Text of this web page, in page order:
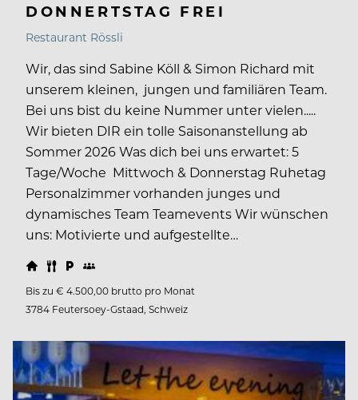
DONNERTSTAG FREI
Restaurant Rössli
Wir, das sind Sabine Köll & Simon Richard mit
unserem kleinen, jungen und familiären Team.
Bei uns bist du keine Nummer unter vielen.....
Wir bieten DIR ein tolle Saisonanstellung ab
Sommer 2026 Was dich bei uns erwartet: 5
Tage/Woche Mittwoch & Donnerstag Ruhetag
Personalzimmer vorhanden junges und
dynamisches Team Teamevents Wir wünschen
uns: Motivierte und aufgestellte…
Bis zu € 4.500,00 brutto pro Monat
3784 Feutersoey-Gstaad, Schweiz